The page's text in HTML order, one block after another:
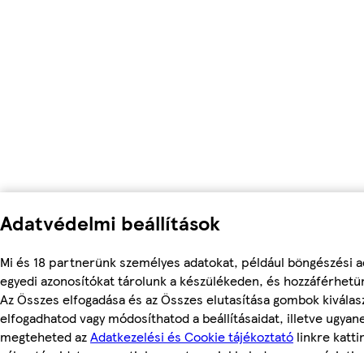
Adatvédelmi beállítások
Mi és 18 partnerünk személyes adatokat, például böngészési
egyedi azonosítókat tárolunk a készülékeden, és
Az Összes elfogadása és az Összes elutasítása gombok
elfogadhatod vagy módosíthatod a beállításaidat, illetve
megteheted azAdatkezelési és Cookie tájékoztató linkre